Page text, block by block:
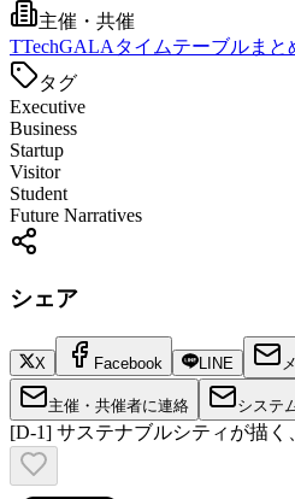
主催・共催
TTechGALAタイムテーブルまと
タグ
Executive
Business
Startup
Visitor
Student
Future Narratives
シェア
X Facebook LINE
主催・共催者に連絡 システ
[D-1] サステナブルシティが描く